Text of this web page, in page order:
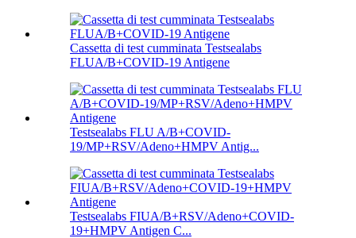
Cassetta di test cumminata Testsealabs
FLUA/B+COVID-19 Antigene
Testsealabs FLU A/B+COVID-
19/MP+RSV/Adeno+HMPV Antig...
Testsealabs FIUA/B+RSV/Adeno+COVID-
19+HMPV Antigen C...